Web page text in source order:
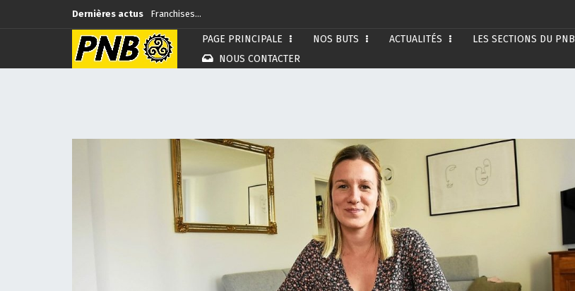
Dernières actus Franchises…
Rennes…
Commémoration…
PAGE PRINCIPALE NOS BUTS ACTUALITÉS LES SECTIONS DU PNB
NOUS CONTACTER